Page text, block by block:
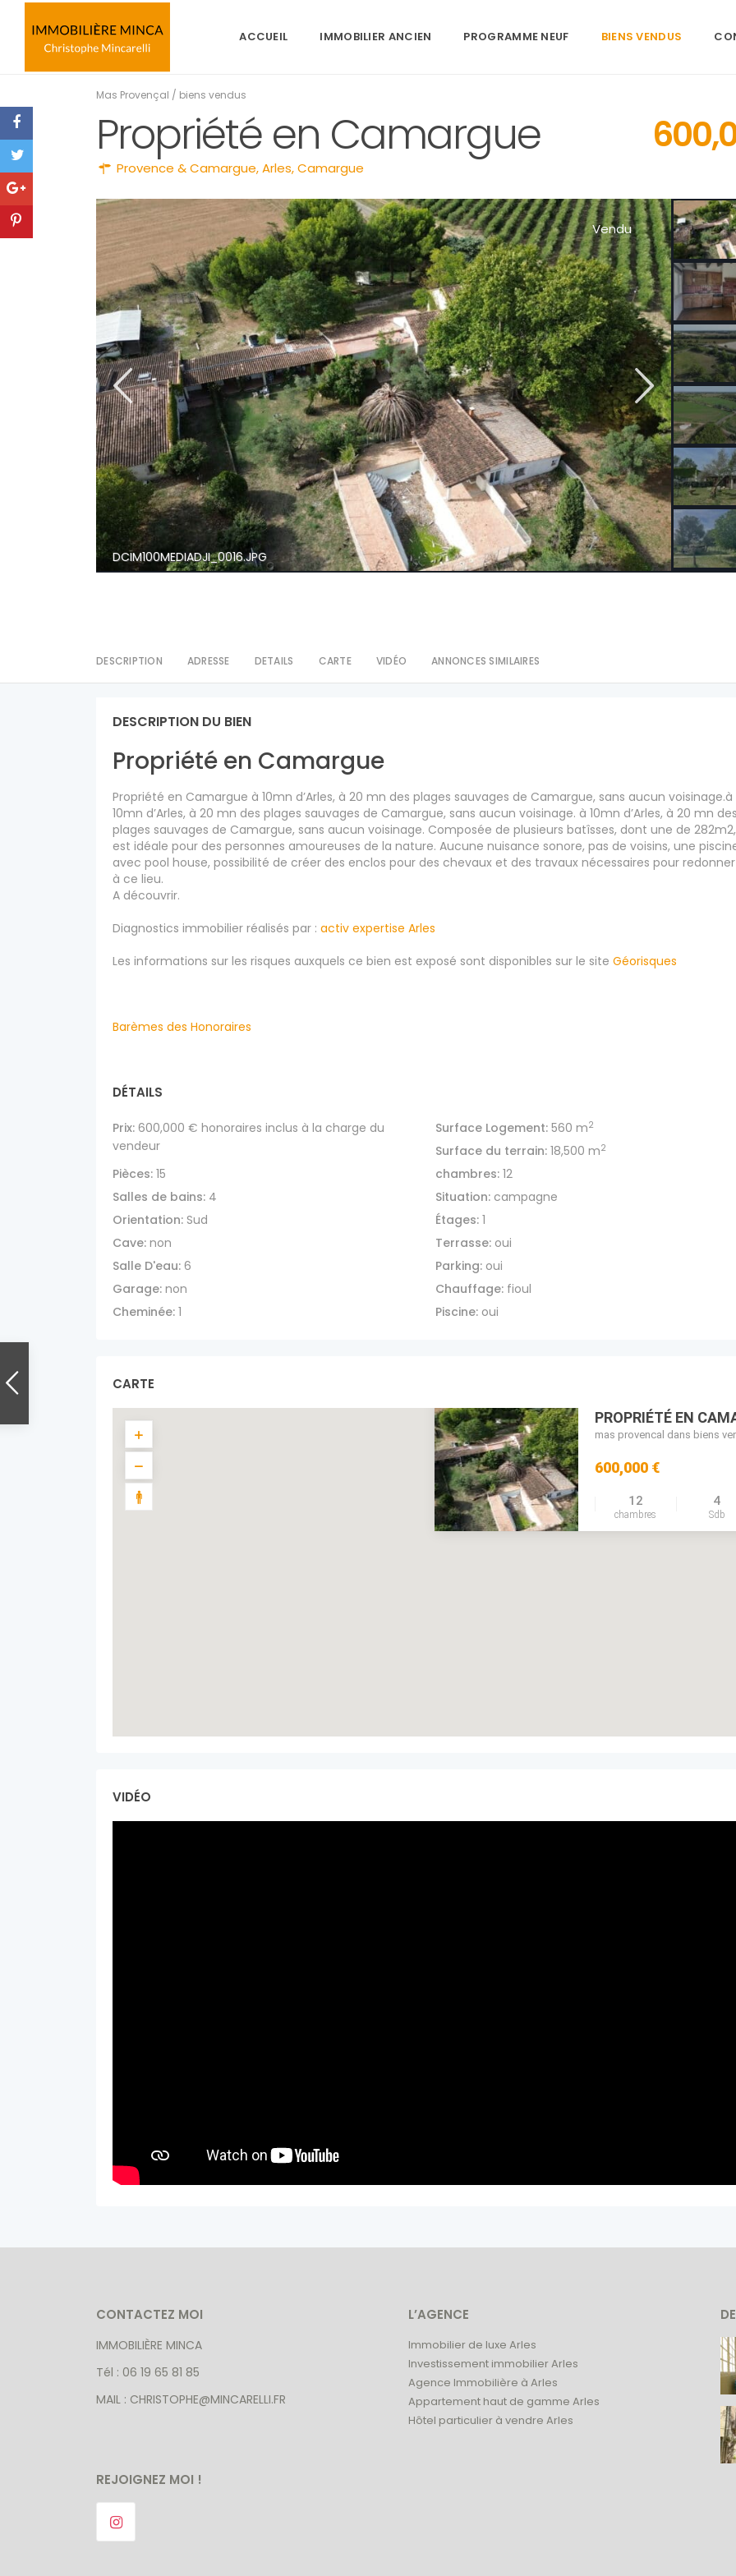
ACCUEIL IMMOBILIER ANCIEN PROGRAMME NEUF BIENS VENDUS
Mas Provençal / biens vendus
Propriété en Camargue
Provence & Camargue,Arles,Camargue
DCIM100MEDIADJI_0016.JPG
Vendu
DESCRIPTION ADRESSE DETAILS CARTE VIDÉO ANNONCES SIMILAIRES
DESCRIPTION DU BIEN
Propriété en Camargue
Propriété en Camargue à 10mn d’Arles, à 20 mn des plages sauvages de Camargue, sans aucun voisinage.à
10mn d’Arles, à 20 mn des plages sauvages de Camargue, sans aucun voisinage. à 10mn d’Arles, à 20 mn des
plages sauvages de Camargue, sans aucun voisinage. Composée de plusieurs batîsses, dont une de
est idéale pour des personnes amoureuses de la nature. Aucune nuisance sonore, pas de voisins, une
avec pool house, possibilité de créer des enclos pour des chevaux et des travaux nécessaires pour
à ce lieu.
A découvrir.
Diagnostics immobilier réalisés par : activ expertise Arles
Les informations sur les risques auxquels ce bien est exposé sont disponibles sur le site Géorisques
Barèmes des Honoraires
DÉTAILS
Prix: 600,000 € honoraires inclus à la charge du
vendeur
Surface Logement:560 m2
Surface du terrain:18,500 m2
Pièces: 15 chambres:12
Salles de bains: 4 Situation:campagne
Orientation: Sud Étages:1
Cave: non Terrasse:oui
Salle D'eau: 6 Parking:oui
Garage: non Chauffage:fioul
Cheminée: 1 Piscine:oui
CARTE
PROPRIÉTÉ EN
mas provencal dans biens
600,000 €
12
chambres
4
Sdb
VIDÉO
CONTACTEZ MOI
IMMOBILIÈRE MINCA
Tél : 06 19 65 81 85
MAIL : CHRISTOPHE@MINCARELLI.FR
REJOIGNEZ MOI !
L’AGENCE
Immobilier de luxe Arles
Investissement immobilier Arles
Agence Immobilière à Arles
Appartement haut de gamme Arles
Hôtel particulier à vendre Arles